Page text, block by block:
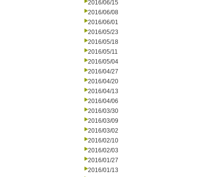
2016/06/15
2016/06/08
2016/06/01
2016/05/23
2016/05/18
2016/05/11
2016/05/04
2016/04/27
2016/04/20
2016/04/13
2016/04/06
2016/03/30
2016/03/09
2016/03/02
2016/02/10
2016/02/03
2016/01/27
2016/01/13